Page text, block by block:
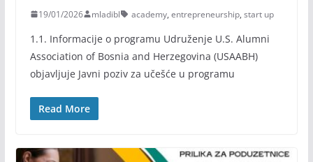
19/01/2026 mladibl academy, entrepreneurship, start up
1.1. Informacije o programu Udruženje U.S. Alumni
Association of Bosnia and Herzegovina (USAABH)
objavljuje Javni poziv za učešće u programu
Read More